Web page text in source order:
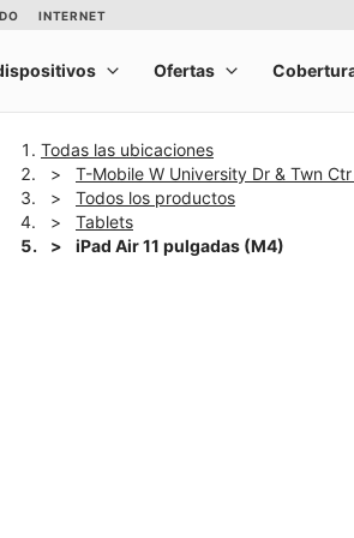
Todas las ubicaciones
T-Mobile W University Dr & Twn
Todos los productos
Tablets
iPad Air 11 pulgadas (M4)
This carousel shows one large product